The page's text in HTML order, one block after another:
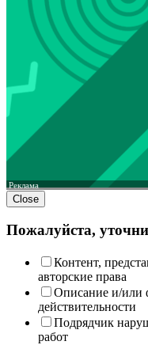
Реклама
Close
Пожалуйста,
Контент,
авторские права
Описание и/или
действительности
Подрядчик
работ